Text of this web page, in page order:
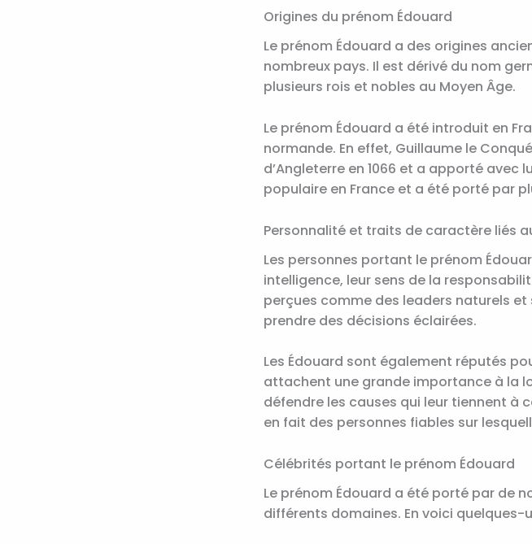
Origines du prénom Édouard
Le prénom Édouard a des origines
nombreux pays. Il est dérivé du nom
plusieurs rois et nobles au Moyen Âge.
Le prénom Édouard a été introduit en
normande. En effet, Guillaume le
d’Angleterre en 1066 et a apporté avec
populaire en France et a été porté par
Personnalité et traits de caractère liés
Les personnes portant le prénom
intelligence, leur sens de la
perçues comme des leaders naturels
prendre des décisions éclairées.
Les Édouard sont également réputés
attachent une grande importance à la
défendre les causes qui leur tiennent
en fait des personnes fiables sur
Célébrités portant le prénom Édouard
Le prénom Édouard a été porté par de
différents domaines. En voici quelques-